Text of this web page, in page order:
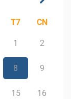
T7 CN
1 2
8 9
15 16